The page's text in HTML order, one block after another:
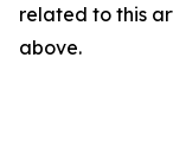
related to this
above.